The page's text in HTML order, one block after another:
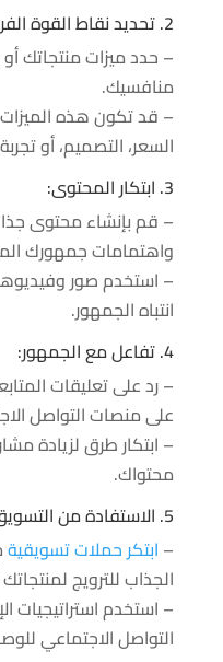
2. تحديد نقاط القوة الفريدة:
– حدد ميزات منتجاتك
منافسيك.
– قد تكون هذه الميزات
السعر، التصميم، أو
3. ابتكار المحتوى:
– قم بإنشاء محتوى
واهتمامات جمهورك
– استخدم صور
انتباه الجمهور.
4. تفاعل مع الجمهور:
– رد على تعليقات
على منصات التواصل
– ابتكار طرق لزيادة
محتواك.
5. الاستفادة من التسويق بالمحتوى:
– ابتكر حملات تسويقية
الجذاب للترويج
– استخدم استراتيجيات
التواصل الاجتماعي